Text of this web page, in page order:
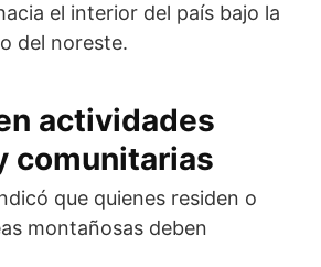
el interior del país bajo la
del noreste.
actividades
comunitarias
que quienes residen o
montañosas deben